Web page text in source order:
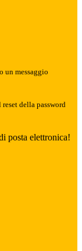
un messaggio
della password
posta elettronica!